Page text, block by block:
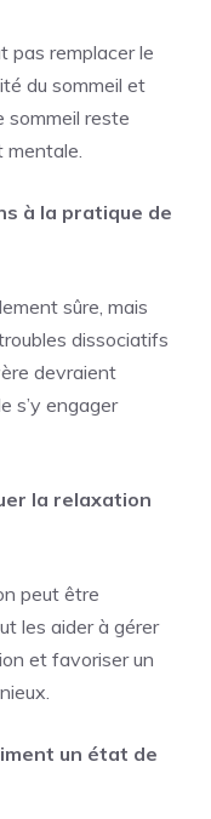
pas remplacer le
du sommeil et
sommeil reste
mentale.
à la pratique de
sûre, mais
dissociatifs
devraient
s’y engager
la relaxation
peut être
les aider à gérer
et favoriser un
un état de